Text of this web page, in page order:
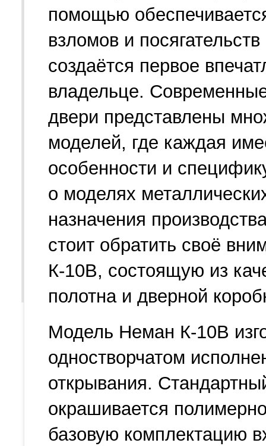
помощью
взломов и
создаётся первое
владельце.
двери представлены
моделей, где каждая
особенности и
о моделях
назначения
стоит обратить своё
К-10В, состоящую из
полотна и дверной
Модель Неман К-10В
одностворчатом
открывания.
окрашивается
базовую комплектацию